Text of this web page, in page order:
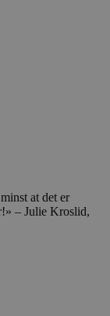
at det er
– Julie Kroslid,